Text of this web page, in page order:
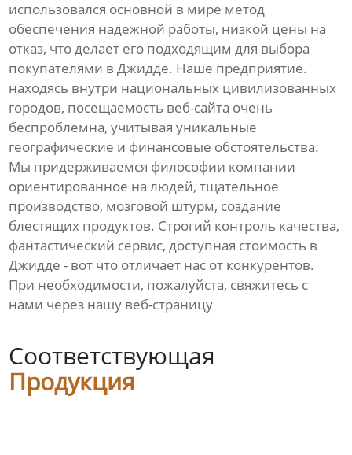
использовался основной в мире метод
обеспечения надежной работы, низкой цены на
отказ, что делает его подходящим для выбора
покупателями в Джидде. Наше предприятие.
находясь внутри национальных цивилизованных
городов, посещаемость веб-сайта очень
беспроблемна, учитывая уникальные
географические и финансовые обстоятельства.
Мы придерживаемся философии компании
ориентированное на людей, тщательное
производство, мозговой штурм, создание
блестящих продуктов. Строгий контроль качества,
фантастический сервис, доступная стоимость в
Джидде - вот что отличает нас от конкурентов.
При необходимости, пожалуйста, свяжитесь с
нами через нашу веб-страницу
Соответствующая
Продукция